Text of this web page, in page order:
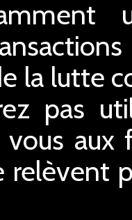
la lutte
pas
aux
relèvent